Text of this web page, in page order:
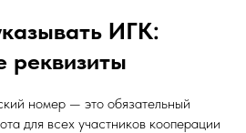
ИГК:
реквизиты
номер — это обязательный
для всех участников кооперации